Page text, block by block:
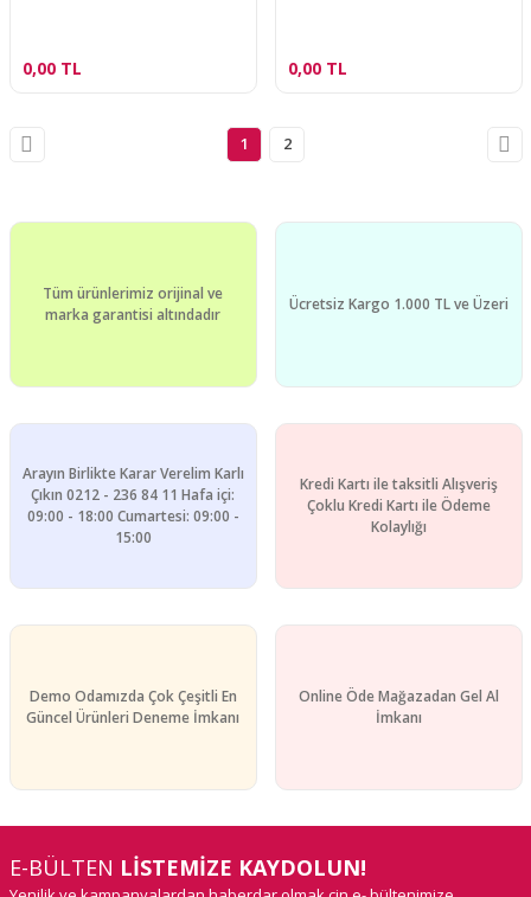
0,00 TL 0,00 TL
1 2
Tüm ürünlerimiz orijinal ve
marka garantisi altındadır
Ücretsiz Kargo 1.000 TL ve Üzeri
Arayın Birlikte Karar Verelim Karlı
Çıkın 0212 - 236 84 11 Hafa içi:
09:00 - 18:00 Cumartesi: 09:00 -
15:00
Kredi Kartı ile taksitli Alışveriş
Çoklu Kredi Kartı ile Ödeme
Kolaylığı
Demo Odamızda Çok Çeşitli En
Güncel Ürünleri Deneme İmkanı
Online Öde Mağazadan Gel Al
İmkanı
E-BÜLTEN LİSTEMİZE KAYDOLUN!